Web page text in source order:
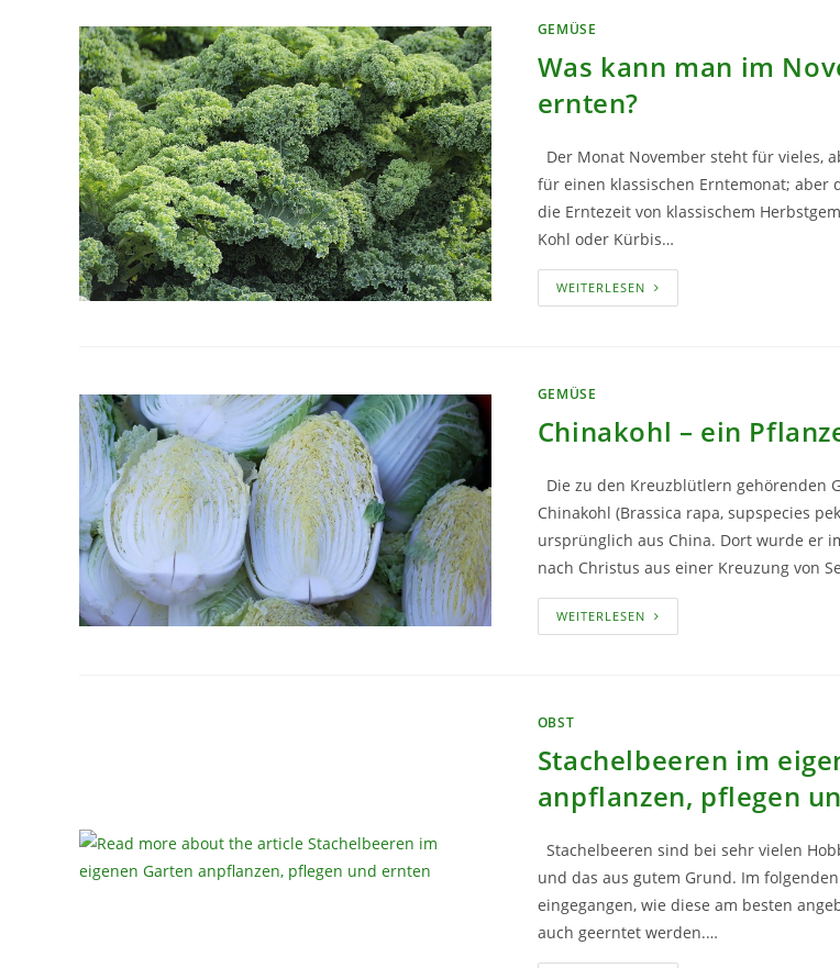
GEMÜSE
Was kann man im
ernten?
Der Monat November steht für vieles,
für einen klassischen Erntemonat; aber
die Erntezeit von klassischem
Kohl oder Kürbis…
WEITERLESENWAS
KANN
GEMÜSE
Chinakohl – ein
Die zu den Kreuzblütlern gehörenden
Chinakohl (Brassica rapa, supspecies
ursprünglich aus China. Dort wurde er
nach Christus aus einer Kreuzung von
WEITERLESENCHINAKOHL
–
OBST
Stachelbeeren im
anpflanzen, pflegen
Stachelbeeren sind bei sehr vielen
und das aus gutem Grund. Im
eingegangen, wie diese am besten
auch geerntet werden.…